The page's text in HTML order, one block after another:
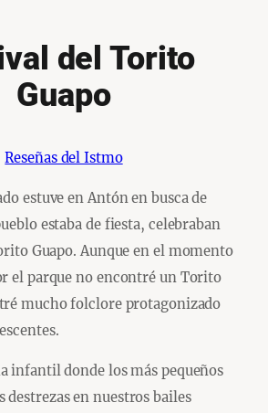
del Torito
Guapo
Reseñas del Istmo
estuve en Antón en busca de
estaba de fiesta, celebraban
Guapo. Aunque en el momento
el parque no encontré un Torito
mucho folclore protagonizado
infantil donde los más pequeños
destrezas en nuestros bailes